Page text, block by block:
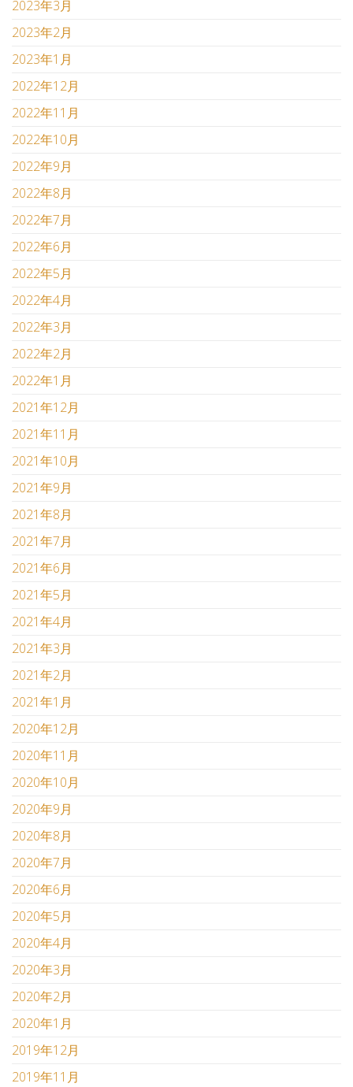
2023年3月
2023年2月
2023年1月
2022年12月
2022年11月
2022年10月
2022年9月
2022年8月
2022年7月
2022年6月
2022年5月
2022年4月
2022年3月
2022年2月
2022年1月
2021年12月
2021年11月
2021年10月
2021年9月
2021年8月
2021年7月
2021年6月
2021年5月
2021年4月
2021年3月
2021年2月
2021年1月
2020年12月
2020年11月
2020年10月
2020年9月
2020年8月
2020年7月
2020年6月
2020年5月
2020年4月
2020年3月
2020年2月
2020年1月
2019年12月
2019年11月